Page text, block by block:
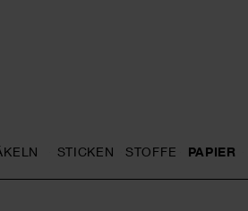
STICKEN STOFFE PAPIER